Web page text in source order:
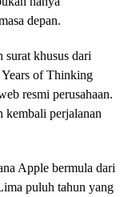
depan.
surat khusus dari
of Thinking
resmi perusahaan.
kembali perjalanan
Apple bermula dari
puluh tahun yang